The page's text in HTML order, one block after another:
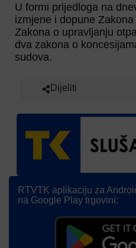
U formi prijedloga na
izmjene i dopune
Zakona o upravljanju
dva zakona o
sudova.
Dijeliti
RTVTK aplikaciju za
na Google Play trgovini: